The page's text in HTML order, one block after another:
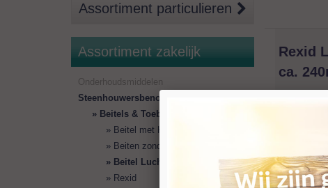
Assortiment particulieren
Assortiment zakelijk
Onderhoudsmiddelen
Steenhouwersbenodigdheden
Beitels & Toebehoren
Beitel met Kop
Beiten zonder Kop
Beitel Luchthamer
Rexid
Rexid
ca.